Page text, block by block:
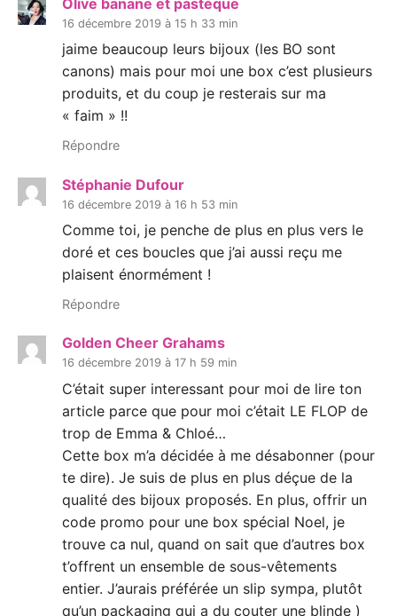
Olive banane et pastèque
16 décembre 2019 à 15 h 33 min
jaime beaucoup leurs bijoux (les BO sont
canons) mais pour moi une box c’est plusieurs
produits, et du coup je resterais sur ma
« faim » !!
Répondre
Stéphanie Dufour
16 décembre 2019 à 16 h 53 min
Comme toi, je penche de plus en plus vers le
doré et ces boucles que j’ai aussi reçu me
plaisent énormément !
Répondre
Golden Cheer Grahams
16 décembre 2019 à 17 h 59 min
C’était super interessant pour moi de lire ton
article parce que pour moi c’était LE FLOP de
trop de Emma & Chloé…
Cette box m’a décidée à me désabonner (pour
te dire). Je suis de plus en plus déçue de la
qualité des bijoux proposés. En plus, offrir un
code promo pour une box spécial Noel, je
trouve ca nul, quand on sait que d’autres box
t’offrent un ensemble de sous-vêtements
entier. J’aurais préférée un slip sympa, plutôt
qu’un packaging qui a du couter une blinde )